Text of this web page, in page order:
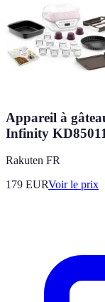
Appareil à
Infinity
Rakuten FR
179 EURVoir le prix